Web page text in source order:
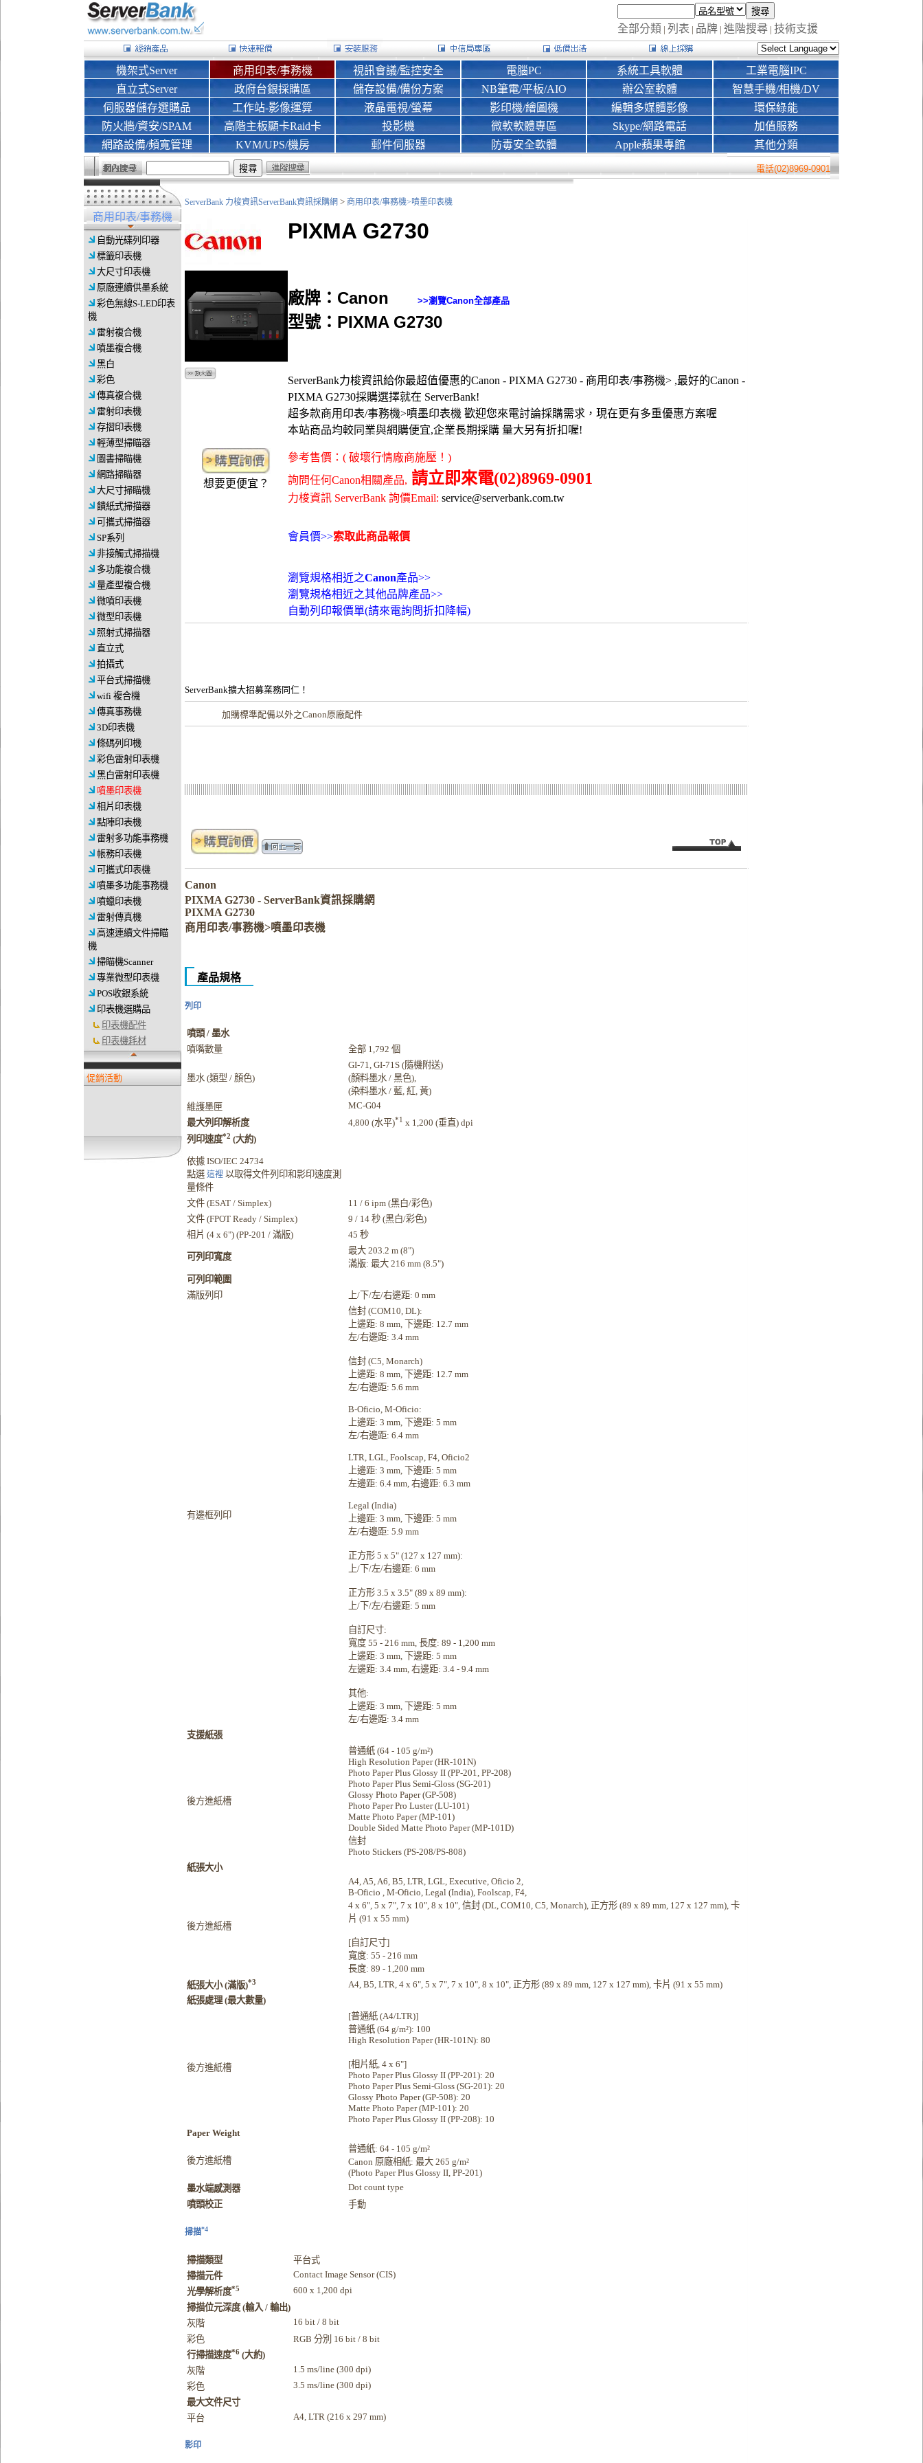
全部分類 | 列表 | 品牌 | 進階搜尋 | 技術支援
機架式Server
直立式Server
伺服器儲存選購品
防火牆/資安/SPAM
網路設備/頻寬管理
商用印表/事務機
政府台銀採購區
工作站-影像運算
高階主板顯卡Raid卡
KVM/UPS/機房
視訊會議/監控安全
儲存設備/備份方案
液晶電視/螢幕
投影機
郵件伺服器
電腦PC
NB筆電/平板/AIO
影印機/繪圖機
微軟軟體專區
防毒安全軟體
系統工具軟體
辦公室軟體
編輯多媒體影像
Skype/網路電話
Apple蘋果專館
工業電腦IPC
智慧手機/相機/DV
環保綠能
加值服務
其他分類
電話(02)8969-0901
商用印表/事務機
自動光碟列印器
標籤印表機
大尺寸印表機
原廠連續供墨系統
彩色無線S-LED印表
機
雷射複合機
噴墨複合機
黑白
彩色
傳真複合機
雷射印表機
存摺印表機
輕薄型掃瞄器
圖書掃瞄機
網路掃瞄器
大尺寸掃瞄機
饋紙式掃描器
可攜式掃描器
SP系列
非接觸式掃描機
多功能複合機
量產型複合機
微噴印表機
微型印表機
照射式掃描器
直立式
拍攝式
平台式掃描機
wifi 複合機
傳真事務機
3D印表機
條碼列印機
彩色雷射印表機
黑白雷射印表機
噴墨印表機
相片印表機
點陣印表機
雷射多功能事務機
帳務印表機
可攜式印表機
噴墨多功能事務機
噴蠟印表機
雷射傳真機
高速連續文件掃瞄
機
掃瞄機Scanner
專業微型印表機
POS收銀系統
印表機選購品
印表機配件
印表機耗材
促銷活動
ServerBank 力梭資訊ServerBank資訊採購網 > 商用印表/事務機>噴墨印表機
PIXMA G2730
廠牌：Canon >>瀏覽Canon全部產品
型號：PIXMA G2730
ServerBank力梭資訊給你最超值優惠的Canon - PIXMA G2730 - 商用印表/事務機> ,最好的Canon -
PIXMA G2730採購選擇就在 ServerBank!
超多款商用印表/事務機>噴墨印表機 歡迎您來電討論採購需求，現在更有多重優惠方案喔
本站商品均較同業與網購便宜,企業長期採購 量大另有折扣喔!
想要更便宜？
參考售價：( 破壞行情廠商施壓！)
詢問任何Canon相關產品, 請立即來電(02)8969-0901
力梭資訊 ServerBank 詢價Email: service@serverbank.com.tw
會員價>>索取此商品報價
瀏覽規格相近之Canon產品>>
瀏覽規格相近之其他品牌產品>>
自動列印報價單(請來電詢問折扣降幅)
ServerBank擴大招募業務同仁！
加購標準配備以外之Canon原廠配件
Canon
PIXMA G2730 - ServerBank資訊採購網
PIXMA G2730
商用印表/事務機>噴墨印表機
產品規格
列印
噴頭 / 墨水
噴嘴數量
全部 1,792 個
墨水 (類型 / 顏色)
GI-71, GI-71S (隨機附送)
(顏料墨水 / 黑色),
(染料墨水 / 藍, 紅 , 黃)
維護墨匣
MC-G04
最大列印解析度
4,800 (水平)*1 x 1,200 (垂直) dpi
列印速度*2 (大約)
依據 ISO/IEC 24734
點選 這裡 以取得文件列印和影印速度測
量條件
文件 (ESAT / Simplex)
11 / 6 ipm (黑白/彩色)
文件 (FPOT Ready / Simplex)
9 / 14 秒 (黑白/彩色)
相片 (4 x 6") (PP-201 / 滿版)
45 秒
可列印寬度
最大 203.2 m (8")
滿版: 最大 216 mm (8.5")
可列印範圍
滿版列印
上/下/左/右邊距: 0 mm
有邊框列印
信封 (COM10, DL):
上邊距: 8 mm, 下邊距: 12.7 mm
左/右邊距: 3.4 mm
信封 (C5, Monarch)
上邊距: 8 mm, 下邊距: 12.7 mm
左/右邊距: 5.6 mm
B-Oficio, M-Oficio:
上邊距: 3 mm, 下邊距: 5 mm
左/右邊距: 6.4 mm
LTR, LGL, Foolscap, F4, Oficio2
上邊距: 3 mm, 下邊距: 5 mm
左邊距: 6.4 mm, 右邊距: 6.3 mm
Legal (India)
上邊距: 3 mm, 下邊距: 5 mm
左/右邊距: 5.9 mm
正方形 5 x 5" (127 x 127 mm):
上/下/左/右邊距: 6 mm
正方形 3.5 x 3.5" (89 x 89 mm):
上/下/左/右邊距: 5 mm
自訂尺寸:
寬度 55 - 216 mm, 長度: 89 - 1,200 mm
上邊距: 3 mm, 下邊距: 5 mm
左邊距: 3.4 mm, 右邊距: 3.4 - 9.4 mm
其他:
上邊距: 3 mm, 下邊距: 5 mm
左/右邊距: 3.4 mm
支援紙張
後方進紙槽
普通紙 (64 - 105 g/m²)
High Resolution Paper (HR-101N)
Photo Paper Plus Glossy II (PP-201, PP-208)
Photo Paper Plus Semi-Gloss (SG-201)
Glossy Photo Paper (GP-508)
Photo Paper Pro Luster (LU-101)
Matte Photo Paper (MP-101)
Double Sided Matte Photo Paper (MP-101D)
信封
Photo Stickers (PS-208/PS-808)
紙張大小
後方進紙槽
A4, A5, A6, B5, LTR, LGL, Executive, Oficio 2,
B-Oficio , M-Oficio, Legal (India), Foolscap, F4,
4 x 6", 5 x 7", 7 x 10", 8 x 10", 信封 (DL, COM10, C5, Monarch), 正方形 (89 x 89 mm, 127 x 127 mm), 卡
片 (91 x 55 mm)
[自訂尺寸]
寬度: 55 - 216 mm
長度: 89 - 1,200 mm
紙張大小 (滿版)*3
A4, B5, LTR, 4 x 6", 5 x 7", 7 x 10", 8 x 10", 正方形 (89 x 89 mm, 127 x 127 mm), 卡片 (91 x 55 mm)
紙張處理 (最大數量)
後方進紙槽
[普通紙 (A4/LTR)]
普通紙 (64 g/m²): 100
High Resolution Paper (HR-101N): 80
[相片紙, 4 x 6"]
Photo Paper Plus Glossy II (PP-201): 20
Photo Paper Plus Semi-Gloss (SG-201): 20
Glossy Photo Paper (GP-508): 20
Matte Photo Paper (MP-101): 20
Photo Paper Plus Glossy II (PP-208): 10
Paper Weight
後方進紙槽
普通紙: 64 - 105 g/m²
Canon 原廠相紙: 最大 265 g/m²
(Photo Paper Plus Glossy II, PP-201)
墨水端感測器
Dot count type
噴頭校正
手動
掃描*4
掃描類型
平台式
掃描元件
Contact Image Sensor (CIS)
光學解析度*5
600 x 1,200 dpi
掃描位元深度 (輸入 / 輸出)
灰階
16 bit / 8 bit
彩色
RGB 分別 16 bit / 8 bit
行掃描速度*6 (大約)
灰階
1.5 ms/line (300 dpi)
彩色
3.5 ms/line (300 dpi)
最大文件尺寸
平台
A4, LTR (216 x 297 mm)
影印